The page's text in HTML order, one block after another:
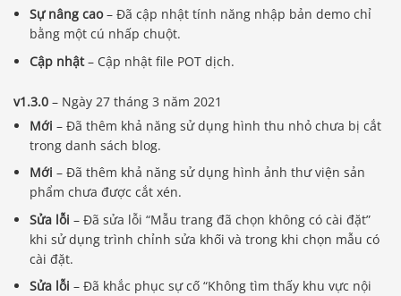
Sự nâng cao– Đã cập nhật tính năng nhập bản demo chỉ
bằng một cú nhấp chuột.
Cập nhật– Cập nhật file POT dịch.
v1.3.0 – Ngày 27 tháng 3 năm 2021
Mới – Đã thêm khả năng sử dụng hình thu nhỏ chưa bị cắt
trong danh sách blog.
Mới – Đã thêm khả năng sử dụng hình ảnh thư viện sản
phẩm chưa được cắt xén.
Sửa lỗi – Đã sửa lỗi “Mẫu trang đã chọn không có cài đặt”
khi sử dụng trình chỉnh sửa khối và trong khi chọn mẫu có
cài đặt.
Sửa lỗi – Đã khắc phục sự cố “Không tìm thấy khu vực nội